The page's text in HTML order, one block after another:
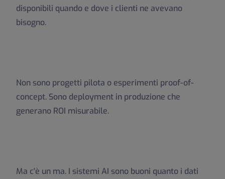
disponibili quando e dove i clienti ne avevano
bisogno.
Non sono progetti pilota o esperimenti proof-of-
concept. Sono deployment in produzione che
generano ROI misurabile.
Ma c'è un ma. I sistemi AI sono buoni quanto i dati